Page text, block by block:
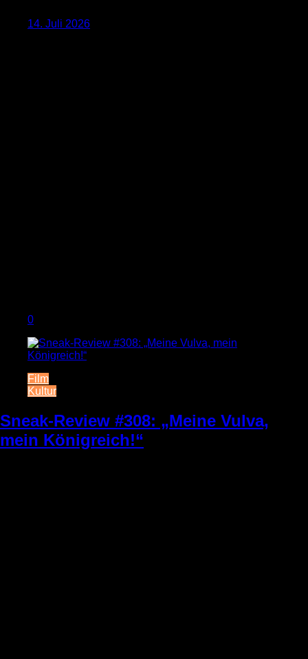
14. Juli 2026
0
Film
Kultur
Sneak-Review #308: „Meine Vulva,
mein Königreich!“